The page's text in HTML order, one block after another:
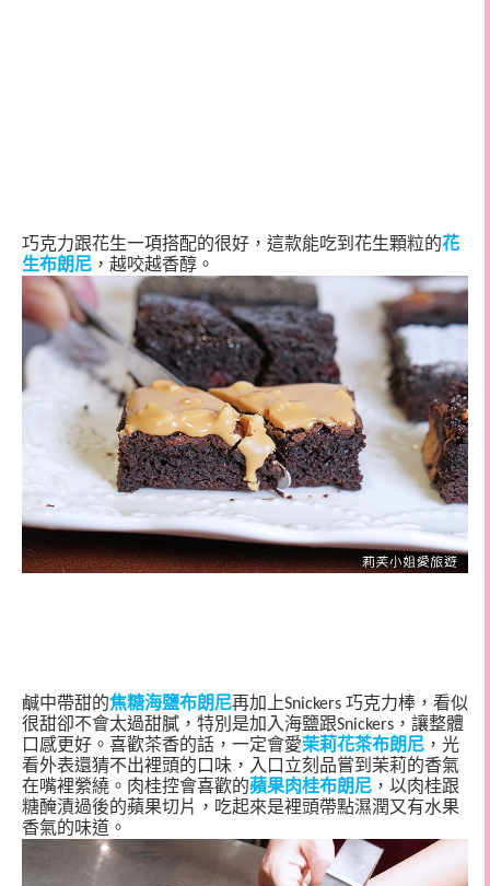
巧克力跟花生一項搭配的很好，這款能吃到花生顆粒的花
生布朗尼 ，越咬越香醇。
鹹中帶甜的焦糖海鹽布朗尼再加上Snickers 巧克力棒，看似
很甜卻不會太過甜膩，特別是加入海鹽跟Snickers ，讓整體
口感更好。 喜歡茶香的話，一定會愛茉莉花茶布朗尼 ，光
看外表還猜不出裡頭的口味，入口立刻品嘗到茉莉的香氣
在嘴裡縈繞。肉桂控會喜歡的蘋果肉桂布朗尼 ，以肉桂跟
糖醃漬過後的蘋果切片，吃起來是裡頭帶點濕潤又有水果
香氣的味道。